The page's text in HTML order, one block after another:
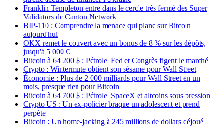
Franklin Templeton entre dans le cercle très fermé des Super
Validators de Canton Network
BIP-110 : Comprendre la menace qui plane sur Bitcoin
aujourd'hui
OKX remet le couvert avec un bonus de 8 % sur les dépôts,
jusqu'à 5 000 €
Bitcoin à 64 200 $ : Pétrole, Fed et Congrès figent le marché
Crypto : Wintermute obtient son sésame pour Wall Street
Économie : Plus de 2 000 milliards pour Wall Street en un
mois, presque rien pour Bitcoin
Bitcoin à 64 700 $ : Pétrole, SpaceX et altcoins sous pression
Crypto US : Un ex-policier braque un adolescent et prend
perpète
Bitcoin : Un home-jacking à 245 millions de dollars déjoué